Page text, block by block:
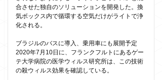
合させた独自のソリューションを開発した。換
気ボックス内で循環する空気だけがライトで浄
化される。
ブラジルのバスに導入、乗用車にも展開予定
2020年7月10日に、フランクフルトにあるゲー
テ大学病院の医学ウィルス研究所は、この技術
の殺ウィルス効果を確認している。